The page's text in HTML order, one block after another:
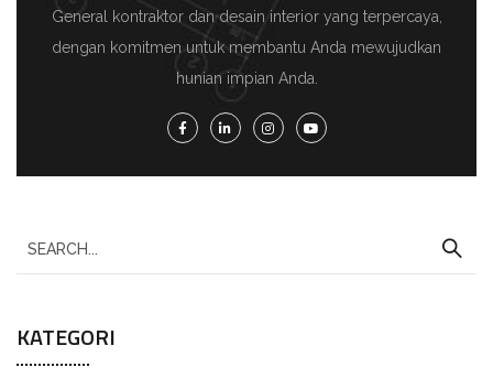
General kontraktor dan desain interior yang terpercaya,
dengan komitmen untuk membantu Anda mewujudkan
hunian impian Anda.
KATEGORI